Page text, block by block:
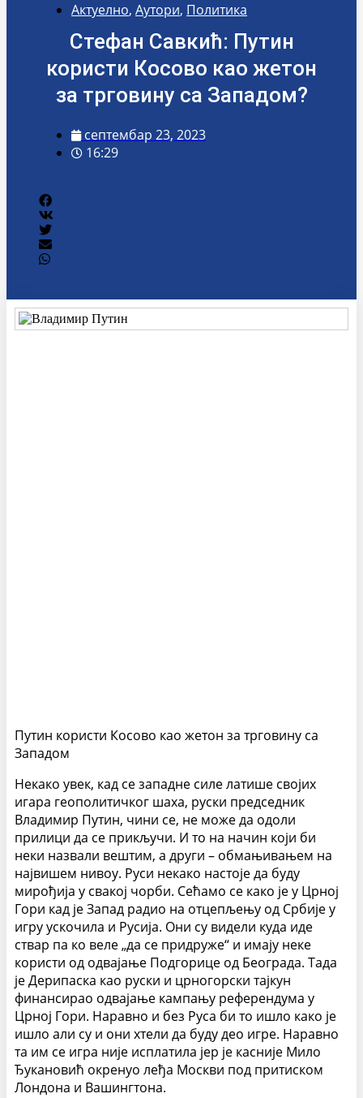
Актуелно, Аутори, Политика
Стефан Савкић: Путин
користи Косово као жетон
за трговину са Западом?
септембар 23, 2023
16:29
Путин користи Косово као жетон за трговину са
Западом
Некако увек, кад се западне силе латише својих
игара геополитичког шаха, руски председник
Владимир Путин, чини се, не може да одоли
прилици да се прикључи. И то на начин који би
неки назвали вештим, а други – обмањивањем на
највишем нивоу. Руси некако настоје да буду
мирођија у свакој чорби. Сећамо се како је у Црној
Гори кад је Запад радио на отцепљењу од Србије у
игру ускочила и Русија. Они су видели куда иде
ствар па ко веле „да се придруже“ и имају неке
користи од одвајање Подгорице од Београда. Тада
је Дерипаска као руски и црногорски тајкун
финансирао одвајање кампању референдума у
Црној Гори. Наравно и без Руса би то ишло како је
ишло али су и они хтели да буду део игре. Наравно
та им се игра није исплатила јер је касније Мило
Ђукановић окренуо леђа Москви под притиском
Лондона и Вашингтона.